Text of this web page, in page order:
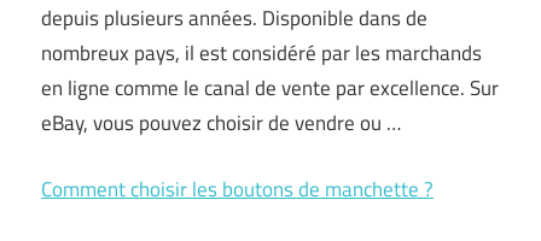
depuis plusieurs années. Disponible dans de
nombreux pays, il est considéré par les marchands
en ligne comme le canal de vente par excellence. Sur
eBay, vous pouvez choisir de vendre ou …
Comment choisir les boutons de manchette ?